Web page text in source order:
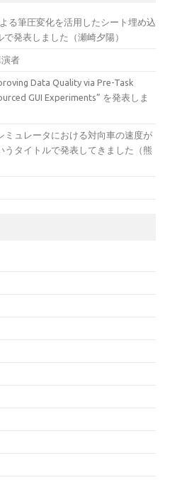
る筆圧変化を活用したシート埋め込
発表しました（瀬崎夕陽）
者
Data Quality via Pre-Task
GUI Experiments” を発表しま
ミュレータにおける対向車の速度が
タイトルで発表してきました（熊